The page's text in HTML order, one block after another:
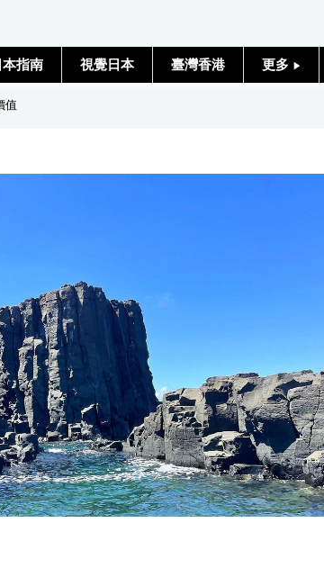
本指南 視覺日本 臺灣香港 更多
科學技術
生活
運動
東京
值